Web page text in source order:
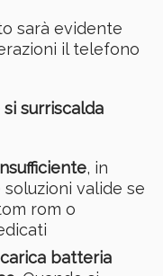
sarà evidente
il telefono
surriscalda
, in
valide se
rom o
batteria